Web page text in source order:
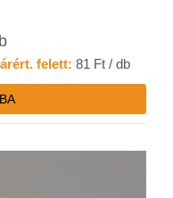
felett: 81 Ft / db